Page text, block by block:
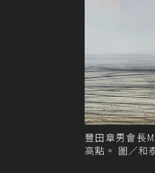
豐田章男會長
高點。 圖／和